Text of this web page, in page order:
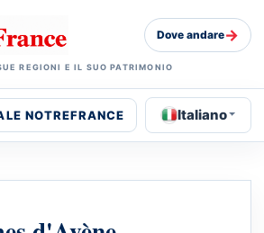
REGIONI E IL SUO PATRIMONIO
Dove andare→
NOTREFRANCE Italiano